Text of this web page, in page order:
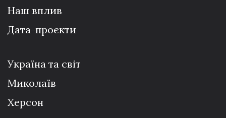
Наш вплив
Дата-проєкти
Україна та світ
Миколаїв
Херсон